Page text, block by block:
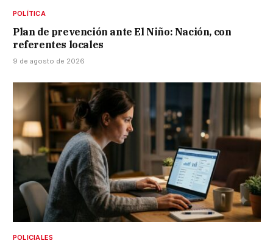
POLÍTICA
Plan de prevención ante El Niño: Nación, con
referentes locales
9 de agosto de 2026
POLICIALES